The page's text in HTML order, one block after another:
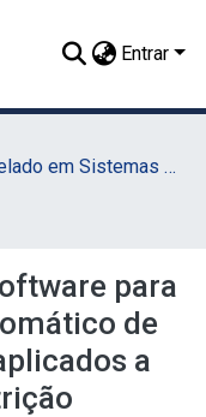
Entrar
Bacharelado em Sistemas de Informação (Sede)
para
de
a